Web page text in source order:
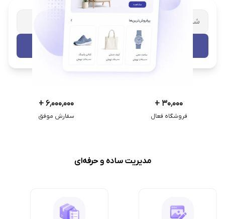
تست رایگان
۳۰٬۰۰۰ +
فروشگاه فعال
۶٬۰۰۰٬۰۰۰ +
سفارش موفق
مدیریت ساده و حرفه‌ای